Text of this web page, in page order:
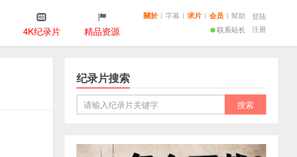
4K纪录片 精品资源 联系站长
關於 | 字幕 | 求片 | 会员 | 幫助
登陆
注册
纪录片搜索